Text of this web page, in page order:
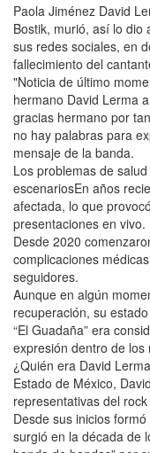
Paola Jiménez David
Bostik, murió, así lo dio
sus redes sociales, en
fallecimiento del
"Noticia de último
hermano David Lerma
gracias hermano por
no hay palabras para
mensaje de la banda.
Los problemas de
escenariosEn años
afectada, lo que
presentaciones en vivo.
Desde 2020
complicaciones
seguidores.
Aunque en algún
recuperación, su
“El Guadaña” era
expresión dentro de
¿Quién era David
Estado de México,
representativas del
Desde sus inicios
surgió en la década de